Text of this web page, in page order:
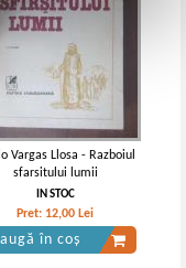
Vargas Llosa - Razboiul
sfarsitului lumii
IN STOC
Pret: 12,00 Lei
în coș